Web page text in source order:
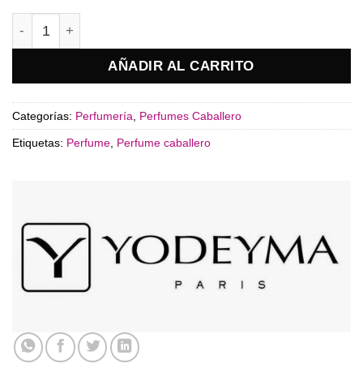
AÑADIR AL CARRITO
Categorías: Perfumería Perfumes Caballero
Etiquetas: Perfume Perfume caballero